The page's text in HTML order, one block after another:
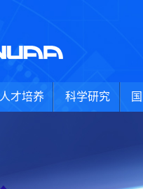
人才培养 科学研究